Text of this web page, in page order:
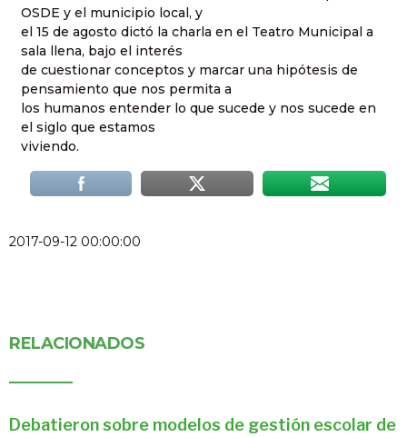
OSDE y el municipio local, y
el 15 de agosto dictó la charla en el Teatro Municipal a
sala llena, bajo el interés
de cuestionar conceptos y marcar una hipótesis de
pensamiento que nos permita a
los humanos entender lo que sucede y nos sucede en
el siglo que estamos
viviendo.
2017-09-12 00:00:00
RELACIONADOS
Debatieron sobre modelos de gestión escolar de